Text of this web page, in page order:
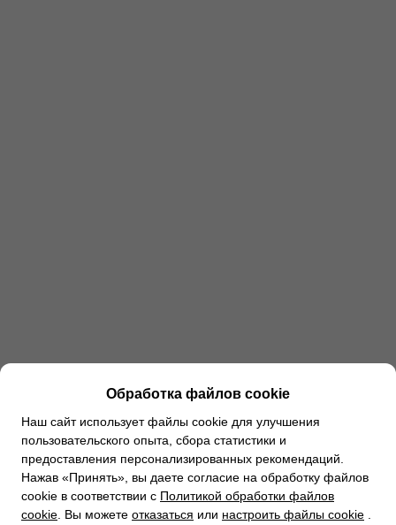
Обработка файлов cookie
Наш сайт использует файлы cookie для улучшения
пользовательского опыта, сбора статистики и
предоставления персонализированных рекомендаций.
Нажав «Принять», вы даете согласие на обработку файлов
cookie в соответствии с Политикой обработки файлов
cookie . Вы можете отказаться или настроить файлы cookie